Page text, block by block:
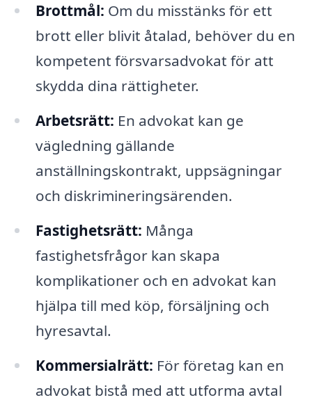
Brottmål: Om du misstänks för ett
brott eller blivit åtalad, behöver du en
kompetent försvarsadvokat för att
skydda dina rättigheter.
Arbetsrätt: En advokat kan ge
vägledning gällande
anställningskontrakt, uppsägningar
och diskrimineringsärenden.
Fastighetsrätt: Många
fastighetsfrågor kan skapa
komplikationer och en advokat kan
hjälpa till med köp, försäljning och
hyresavtal.
Kommersialrätt: För företag kan en
advokat bistå med att utforma avtal